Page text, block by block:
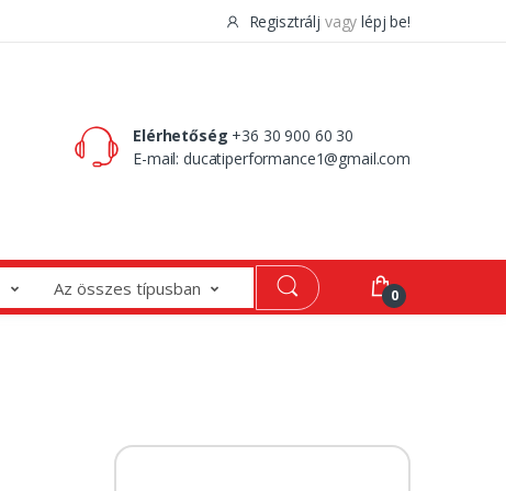
Regisztrálj vagy lépj be!
Elérhetőség +36 30 900 60 30
E-mail:ducatiperformance1@gmail.com
Az összes típusban 0